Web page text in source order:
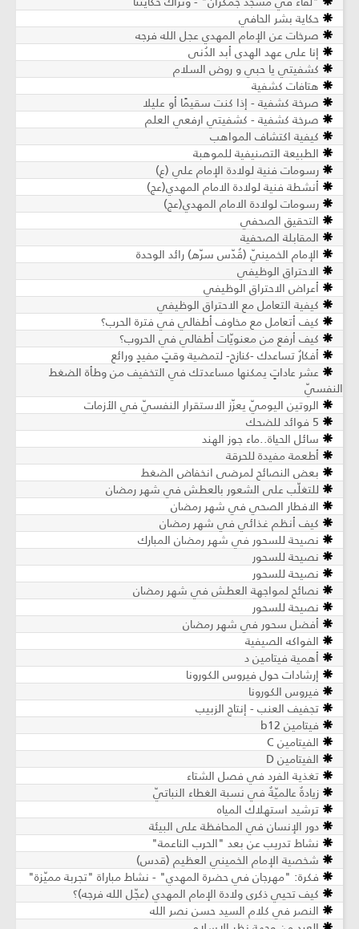
حكاية بشر الحافي
صرخات عن الإمام المهدي عجل الله فرجه
إنا على عهد الهدى أبد الدُنى
كشفيتي يا حبي و روض السلام
هتافات كشفية
صرخة كشفية - إذا كنت سقيمًا أو عليلا
صرخة كشفية - كشفيتي ارفعي العلم
كيفية اكتشاف المواهب
الطبيعة التصنيفية للموهبة
رسومات فنية لولادة الإمام علي (ع)
أنشطة فنية لولادة الامام المهدي(عج)
رسومات لولادة الامام المهدي(عج)
التحقيق الصحفي
المقابلة الصحفية
الإمام الخمينيّ (قُدّس سرّه) رائد الوحدة
الاحتراق الوظيفي
أعراض الاحتراق الوظيفي
كيفية التعامل مع الاحتراق الوظيفي
كيف أتعامل مع مخاوف أطفالي في فترة الحرب؟
كيف أرفع من معنويّات أطفالي في الحروب؟
أفكارٌ تساعدك -كنازحٍ- لتمضية وقتٍ مفيدٍ ورائع
عشر عاداتٍ يمكنها مساعدتك في التخفيف من وطأة الضغط
النفسيّ
الروتين اليوميّ يعزّز الاستقرار النفسيّ في الأزمات
5 فوائد للضحك
سائل الحياة..ماء جوز الهند
أطعمة مفيدة للحرقة
بعض النصائح لمرضى انخفاض الضغط
للتغلّب على الشعور بالعطش في شهر رمضان
الافطار الصحي في شهر رمضان
كيف أنظم غذائي في شهر رمضان
نصيحة للسحور في شهر رمضان المبارك
نصيحة للسحور
نصيحة للسحور
نصائح لمواجهة العطش في شهر رمضان
نصيحة للسحور
أفضل سحور في شهر رمضان
الفواكه الصيفية
أهمية فيتامين د
إرشادات حول فيروس الكورونا
فيروس الكورونا
تجفيف العنب - إنتاج الزبيب
فيتامين b12
الفيتامين C
الفيتامين D
تغذية الفرد في فصل الشتاء
زيادةٌ عالميّةٌ في نسبة الغطاء النباتيّ
ترشيد استهلاك المياه
دور الإنسان في المحافظة على البيئة
نشاط تدريب عن بعد "الحرب الناعمة"
شخصية الإمام الخميني العظيم (قدس)
فكرة: "مهرجان في حضرة المهدي" - نشاط مباراة "تجربة مميّزة"
كيف تحيي ذكرى ولادة الإمام المهدي (عجّل الله فرجه)؟
النصر في كلام السيد حسن نصر الله